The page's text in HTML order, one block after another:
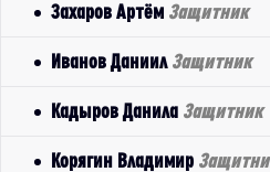
Захаров Артём Защитник
Иванов Даниил Защитник
Кадыров Данила Защитник
Корягин Владимир